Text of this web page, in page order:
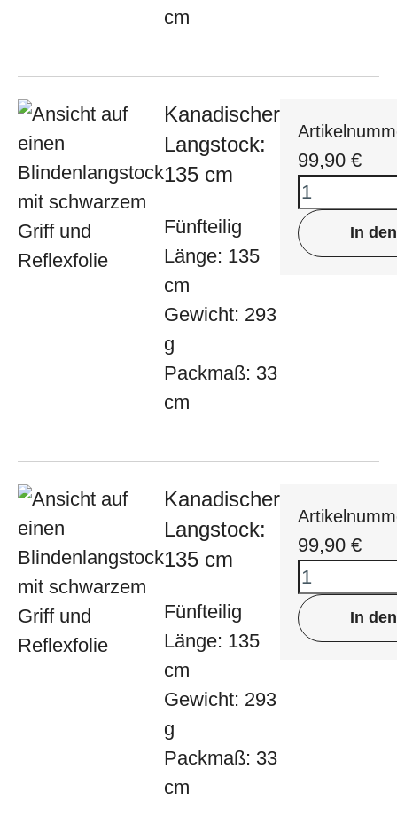
cm
Kanadischer
Langstock:
135 cm
Fünfteilig
Länge: 135
cm
Gewicht: 293
g
Packmaß: 33
cm
99,90 €
In
Kanadischer
Langstock:
135 cm
Fünfteilig
Länge: 135
cm
Gewicht: 293
g
Packmaß: 33
cm
99,90 €
In